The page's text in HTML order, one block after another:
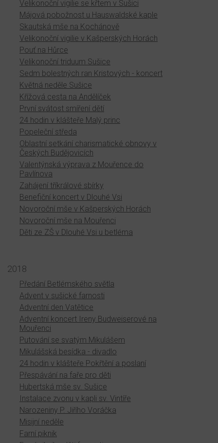
Velikonoční vigilie se křtem v Sušici
Májová pobožnost u Hauswaldské kaple
Skautská mše na Kochánově
Velikonoční vigilie v Kašperských Horách
Pouť na Hůrce
Velikonoční triduum Sušice
Sedm bolestných ran Kristových - koncert
Květná neděle Sušice
Křížová cesta na Andělíček
První svátost smíření dětí
24 hodin v klášteře Malý princ
Popeleční středa
Oblastní setkání charismatické obnovy v
Českých Budějovicích
Valentýnská výprava z Mouřence do
Pavlínova
Zahájení tříkrálové sbírky
Benefiční koncert v Dlouhé Vsi
Novoroční mše v Kašperských Horách
Novoroční mše na Mouřenci
Děti ze ZŠ v Dlouhé Vsi u betléma
2018
Předání Betlémského světla
Advent v sušické farnosti
Adventní den Vatětice
Adventní koncert Ireny Budweiserové na
Mouřenci
Putování se svatým Mikulášem
Mikulášská besídka - divadlo
24 hodin v klášteře Pokřtění a poslaní
Přespávání na faře pro děti
Hubertská mše sv. Sušice
Instalace zvonu v kapli sv. Vintíře
Narozeniny P. Jiřího Voráčka
Misijní neděle
Farní piknik